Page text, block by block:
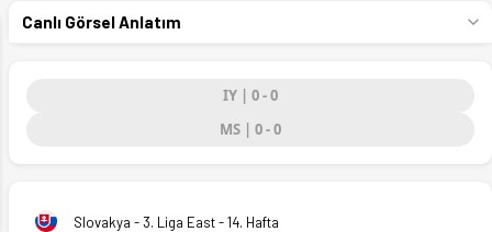
Canlı Görsel Anlatım
IY | 0 - 0
MS | 0 - 0
Slovakya - 3. Liga East - 14. Hafta